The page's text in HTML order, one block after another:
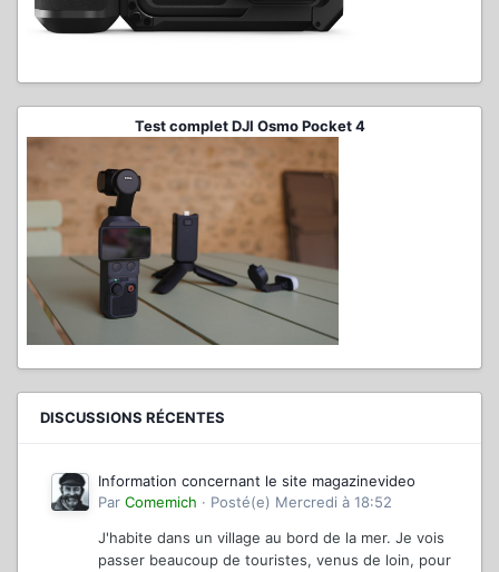
Test complet DJI Osmo Pocket 4
DISCUSSIONS RÉCENTES
Information concernant le site magazinevideo
Par Comemich · Posté(e) Mercredi à 18:52
J'habite dans un village au bord de la mer. Je vois
passer beaucoup de touristes, venus de loin, pour